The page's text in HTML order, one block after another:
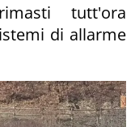
tutt'ora
di allarme